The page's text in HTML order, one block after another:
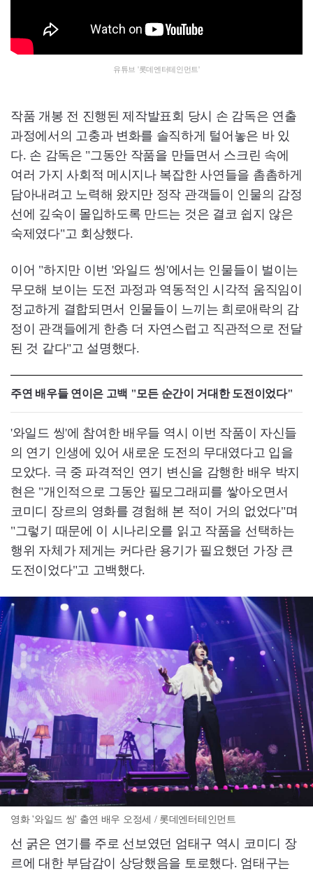
유튜브 '롯데엔터테인먼트'
작품 개봉 전 진행된 제작발표회 당시 손 감독은 연출
과정에서의 고충과 변화를 솔직하게 털어놓은 바 있
다. 손 감독은 "그동안 작품을 만들면서 스크린 속에
여러 가지 사회적 메시지나 복잡한 사연들을 촘촘하게
담아내려고 노력해 왔지만 정작 관객들이 인물의 감정
선에 깊숙이 몰입하도록 만드는 것은 결코 쉽지 않은
숙제였다"고 회상했다.
이어 "하지만 이번 '와일드 씽'에서는 인물들이 벌이는
무모해 보이는 도전 과정과 역동적인 시각적 움직임이
정교하게 결합되면서 인물들이 느끼는 희로애락의 감
정이 관객들에게 한층 더 자연스럽고 직관적으로 전달
된 것 같다"고 설명했다.
주연 배우들 연이은 고백 "모든 순간이 거대한 도전이었다"
'와일드 씽'에 참여한 배우들 역시 이번 작품이 자신들
의 연기 인생에 있어 새로운 도전의 무대였다고 입을
모았다. 극 중 파격적인 연기 변신을 감행한 배우 박지
현은 "개인적으로 그동안 필모그래피를 쌓아오면서
코미디 장르의 영화를 경험해 본 적이 거의 없었다"며
"그렇기 때문에 이 시나리오를 읽고 작품을 선택하는
행위 자체가 제게는 커다란 용기가 필요했던 가장 큰
도전이었다"고 고백했다.
영화 '와일드 씽' 출연 배우 오정세 / 롯데엔터테인먼트
선 굵은 연기를 주로 선보였던 엄태구 역시 코미디 장
르에 대한 부담감이 상당했음을 토로했다. 엄태구는